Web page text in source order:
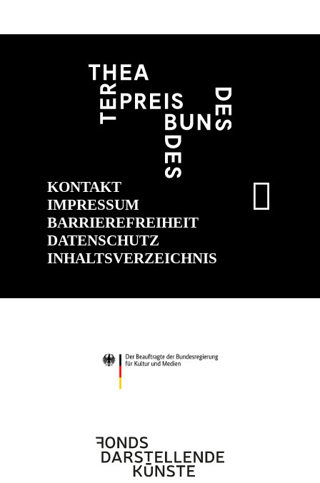
KONTAKT
IMPRESSUM
BARRIEREFREIHEIT
DATENSCHUTZ
INHALTSVERZEICHNIS